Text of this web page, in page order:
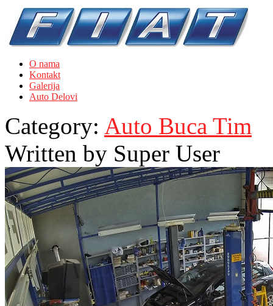
O nama
Kontakt
Galerija
Auto Delovi
Category: Auto Buca Tim
Written by Super User